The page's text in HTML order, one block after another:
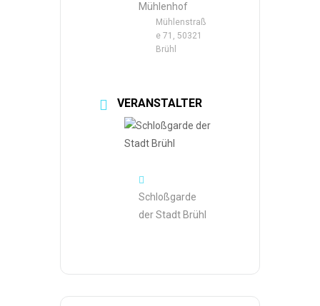
Mühlenhof
Mühlenstraß
e 71, 50321
Brühl
VERANSTALTER
Schloßgarde
der Stadt Brühl